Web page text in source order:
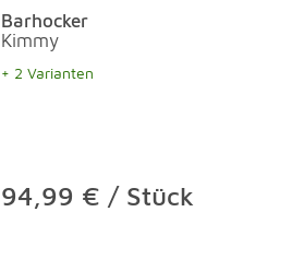
Barhocker
Kimmy
+ 2 Varianten
94,99 € / Stück